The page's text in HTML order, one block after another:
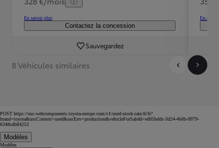
En savoir plus
Contactez la concession
Sauvegardez
En
8 Véhicules similaires
POST https://usc-webcomponents.toyota-europe.com/v1/used-stock-cars/fr/fr?
brand=toyota&uscContext=used&uscEnv=production&vehicleForSaleId=ed05bddc-3d24-4b0b-9979-
6348cdb84253
Modèles
Modèles